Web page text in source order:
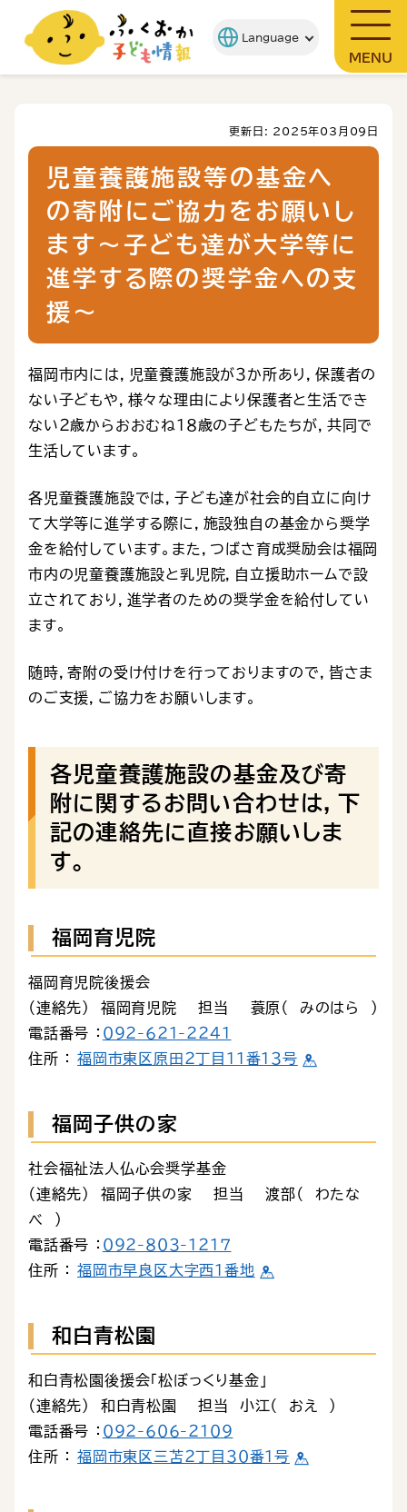
MENU
更新日: 2025年03月09日
児童養護施設等の基金へ
の寄附にご協力をお願いし
ます～子ども達が大学等に
進学する際の奨学金への支
援～
福岡市内には，児童養護施設が３か所あり，保護者の
ない子どもや，様々な理由により保護者と生活でき
ない２歳からおおむね１８歳の子どもたちが，共同で
生活しています。
各児童養護施設では，子ども達が社会的自立に向け
て大学等に進学する際に，施設独自の基金から奨学
金を給付しています。また，つばさ育成奨励会は福岡
市内の児童養護施設と乳児院，自立援助ホームで設
立されており，進学者のための奨学金を給付してい
ます。
随時，寄附の受け付けを行っておりますので，皆さま
のご支援，ご協力をお願いします。
各児童養護施設の基金及び寄
附に関するお問い合わせは，下
記の連絡先に直接お願いしま
す。
福岡育児院
福岡育児院後援会
（連絡先） 福岡育児院 担当 蓑原（ みのはら ）
電話番号 ： ０９２-６２１-２２４１
住所 ： 福岡市東区原田２丁目１１番１３号
福岡子供の家
社会福祉法人仏心会奨学基金
（連絡先） 福岡子供の家 担当 渡部（ わたな
べ ）
電話番号 ： ０９２-８０３-１２１７
住所 ： 福岡市早良区大字西１番地
和白青松園
和白青松園後援会「松ぼっくり基金」
（連絡先） 和白青松園 担当 小江（ おえ ）
電話番号 ： ０９２-６０６-２１０９
住所 ： 福岡市東区三苫２丁目３０番１号